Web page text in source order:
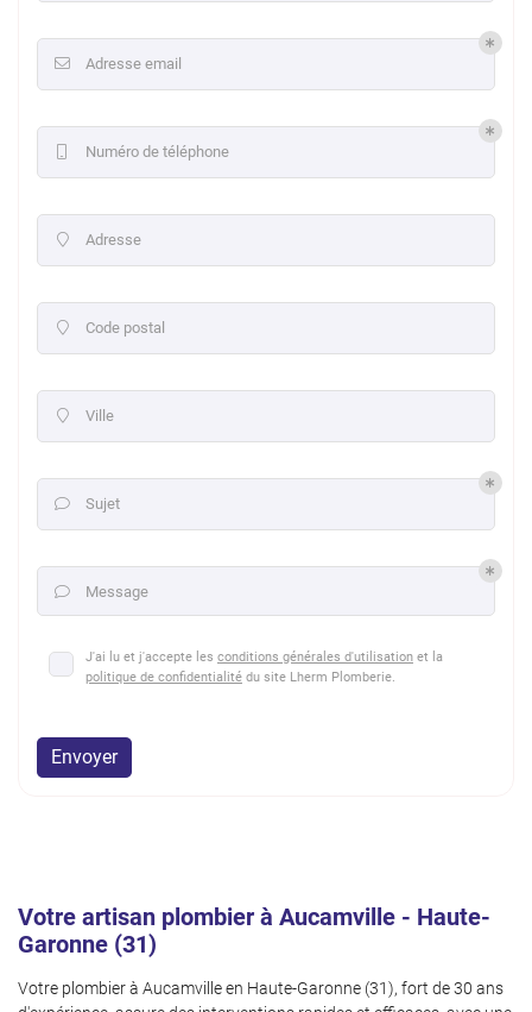
 Adresse email
Numéro de téléphone
 Adresse
 Code postal
 Ville
 Sujet
 Message
J'ai lu et j'accepte les conditions générales d'utilisation et la
politique de confidentialité du site Lherm Plomberie.
Envoyer
Votre artisan plombier à Aucamville - Haute-
Garonne (31)
Votre plombier à Aucamville en Haute-Garonne (31), fort de 30 ans